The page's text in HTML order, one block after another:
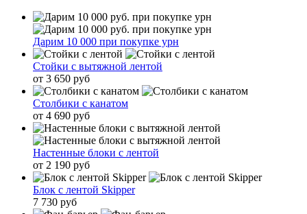
Дарим 10 000 при покупке урн
Стойки с вытяжной лентой
от 3 650 руб
Столбики с канатом
от 4 690 руб
Настенные блоки с лентой
от 2 190 руб
Блок с лентой Skipper
7 730 руб